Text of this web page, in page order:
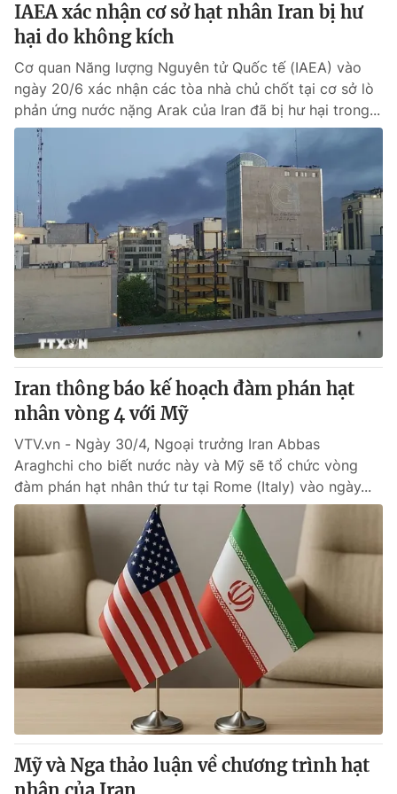
IAEA xác nhận cơ sở hạt nhân Iran bị hư
hại do không kích
Cơ quan Năng lượng Nguyên tử Quốc tế (IAEA) vào
ngày 20/6 xác nhận các tòa nhà chủ chốt tại cơ sở lò
phản ứng nước nặng Arak của Iran đã bị hư hại trong...
Iran thông báo kế hoạch đàm phán hạt
nhân vòng 4 với Mỹ
VTV.vn - Ngày 30/4, Ngoại trưởng Iran Abbas
Araghchi cho biết nước này và Mỹ sẽ tổ chức vòng
đàm phán hạt nhân thứ tư tại Rome (Italy) vào ngày...
Mỹ và Nga thảo luận về chương trình hạt